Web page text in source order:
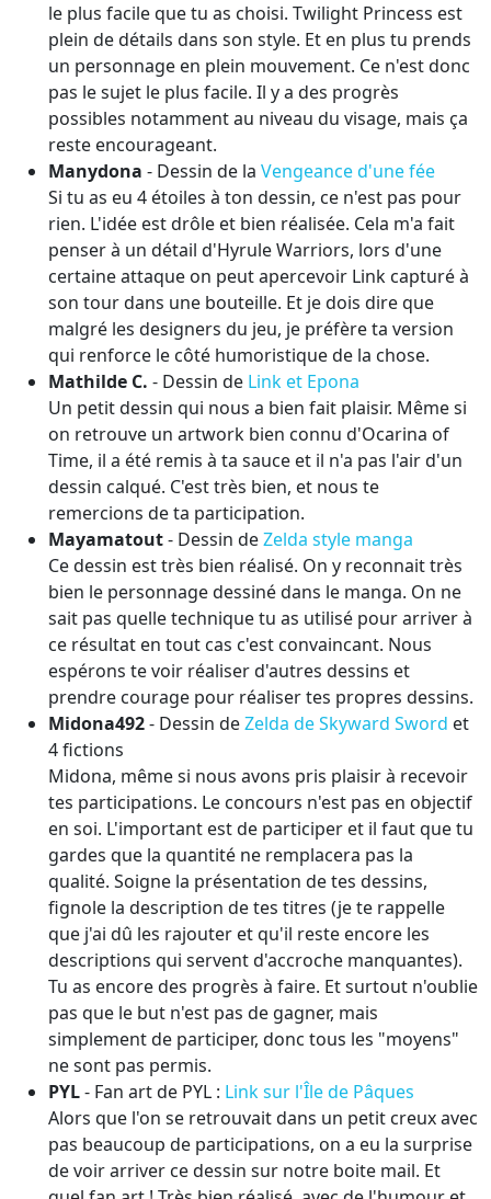
le plus facile que tu as choisi. Twilight Princess est
plein de détails dans son style. Et en plus tu prends
un personnage en plein mouvement. Ce n'est donc
pas le sujet le plus facile. Il y a des progrès
possibles notamment au niveau du visage, mais ça
reste encourageant.
Manydona - Dessin de la Vengeance d'une fée
Si tu as eu 4 étoiles à ton dessin, ce n'est pas pour
rien. L'idée est drôle et bien réalisée. Cela m'a fait
penser à un détail d'Hyrule Warriors, lors d'une
certaine attaque on peut apercevoir Link capturé à
son tour dans une bouteille. Et je dois dire que
malgré les designers du jeu, je préfère ta version
qui renforce le côté humoristique de la chose.
Mathilde C. - Dessin de Link et Epona
Un petit dessin qui nous a bien fait plaisir. Même si
on retrouve un artwork bien connu d'Ocarina of
Time, il a été remis à ta sauce et il n'a pas l'air d'un
dessin calqué. C'est très bien, et nous te
remercions de ta participation.
Mayamatout- Dessin deZelda style manga
Ce dessin est très bien réalisé. On y reconnait très
bien le personnage dessiné dans le manga. On ne
sait pas quelle technique tu as utilisé pour arriver à
ce résultat en tout cas c'est convaincant. Nous
espérons te voir réaliser d'autres dessins et
prendre courage pour réaliser tes propres dessins.
Midona492- Dessin deZelda de Skyward Sword et
4 fictions
Midona, même si nous avons pris plaisir à recevoir
tes participations. Le concours n'est pas en objectif
en soi. L'important est de participer et il faut que tu
gardes que la quantité ne remplacera pas la
qualité. Soigne la présentation de tes dessins,
fignole la description de tes titres (je te rappelle
que j'ai dû les rajouter et qu'il reste encore les
descriptions qui servent d'accroche manquantes).
Tu as encore des progrès à faire. Et surtout n'oublie
pas que le but n'est pas de gagner, mais
simplement de participer, donc tous les "moyens"
ne sont pas permis.
PYL- Fan art de PYL : Link sur l'Île de Pâques
Alors que l'on se retrouvait dans un petit creux avec
pas beaucoup de participations, on a eu la surprise
de voir arriver ce dessin sur notre boite mail. Et